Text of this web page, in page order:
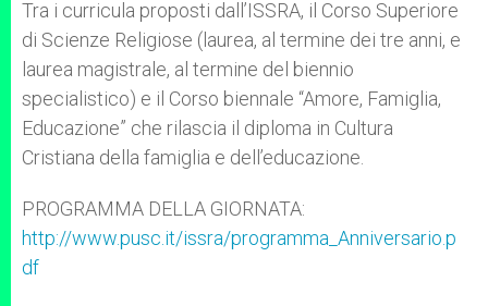
Tra i curricula proposti dall’ISSRA, il Corso Superiore
di Scienze Religiose (laurea, al termine dei tre anni, e
laurea magistrale, al termine del biennio
specialistico) e il Corso biennale “Amore, Famiglia,
Educazione” che rilascia il diploma in Cultura
Cristiana della famiglia e dell’educazione.
PROGRAMMA DELLA GIORNATA:
http://www.pusc.it/issra/programma_Anniversario.p
df